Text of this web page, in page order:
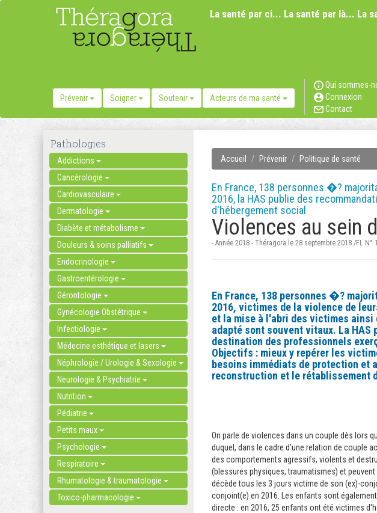
La santé par ci... La santé par là... La
Prévenir Soigner Soutenir Acteurs de ma santé
Qui sommes-
Connexion
Contact
Pathologies
Addictions
Cancérologie
Cardiovasculaire
Dermatologie
Diabète et métabolisme
Douleurs & soins palliatifs
Endocrinologie
Gastroentérologie
Gérontologie
Gynécologie Obstétrique
Infectiologie
Médecine esthétique et lasers
Néphrologie / Urologie & Sexologie
Neurologie & Psychiatrie
Nutrition
Pédiatrie
Petits maux
Psychologie
Respiratoire
Rhumatologie & traumatologie
Toxico-pharmacologie
Accueil Prévenir Politique de santé
En France, 138 personnes �?
2016, la HAS publie des
d'hébergement social
Violences au sein
- Année 2018 - Théragora le 28 septembre 2018 /FL N°
En France, 138 personnes �?
2016, victimes de la violence de
et la mise à l'abri des victimes ainsi
adapté sont souvent vitaux. La HAS
destination des professionnels
Objectifs : mieux y repérer les
besoins immédiats de protection et
reconstruction et le rétablissement
On parle de violences dans un couple dès lors
duquel, dans le cadre d'une relation de couple
des comportements agressifs, violents et
(blessures physiques, traumatismes) et
décède tous les 3 jours victime de son (ex)-
conjoint(e) en 2016. Les enfants sont
directe : en 2016, 25 enfants ont été victimes